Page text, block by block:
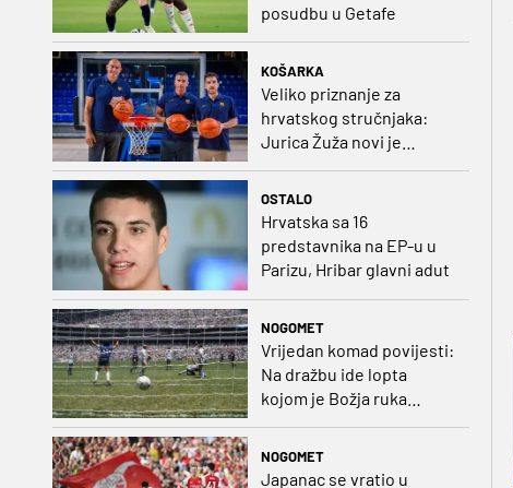
posudbu u Getafe
KOŠARKA
Veliko priznanje za
hrvatskog stručnjaka:
Jurica Žuža novi je
OSTALO
Hrvatska sa 16
predstavnika na EP-u u
Parizu, Hribar glavni adut
NOGOMET
Vrijedan komad povijesti:
Na dražbu ide lopta
kojom je Božja ruka
postigla gol
NOGOMET
Japanac se vratio u